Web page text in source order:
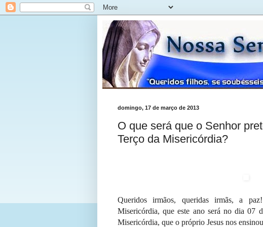
domingo, 17 de março de 2013
O que será que o Senhor
Terço da Misericórdia?
Queridos irmãos, queridas irmãs, a
Misericórdia, que este ano será no dia 07
Misericórdia, que o próprio Jesus nos